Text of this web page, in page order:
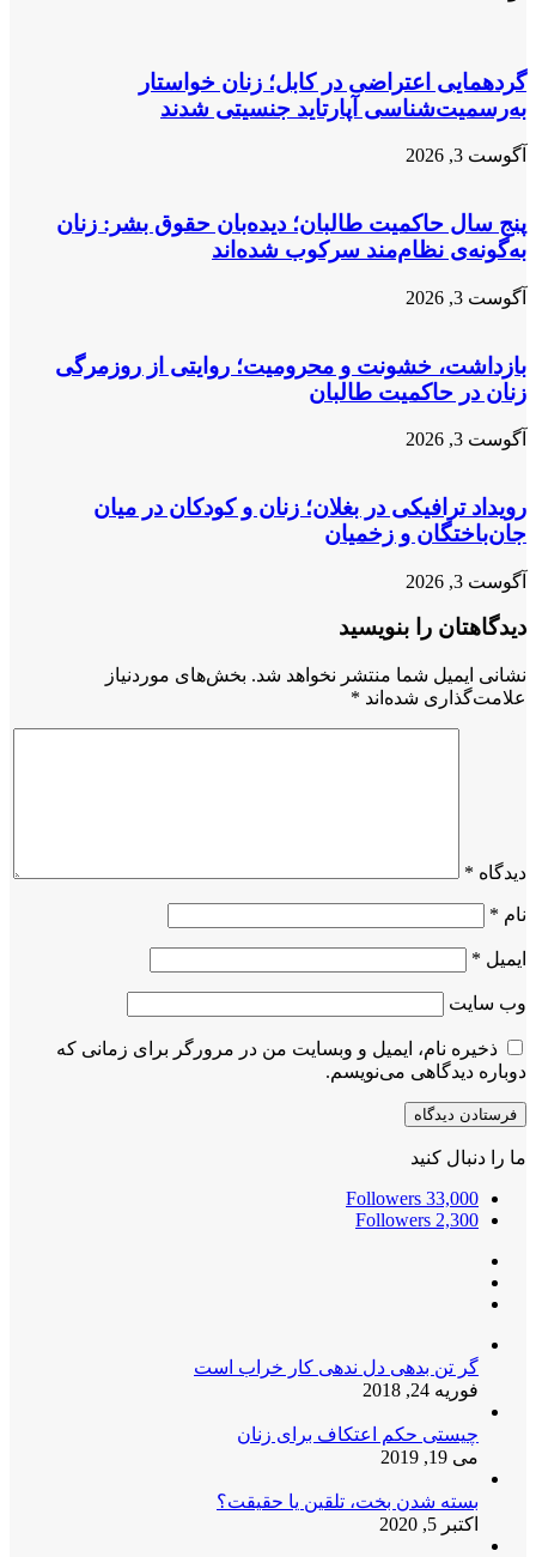
در
میان
۲۸
زخمی
گردهمایی اعتراضی در کابل؛ زنان خواستار
به‌رسمیت‌شناسی آپارتاید جنسیتی شدند
آگوست 3, 2026
پنج سال حاکمیت طالبان؛ دیده‌بان حقوق بشر: زنان
به‌گونه‌ی نظام‌مند سرکوب شده‌اند
آگوست 3, 2026
بازداشت، خشونت و محرومیت؛ روایتی از روزمرگی
زنان در حاکمیت طالبان
آگوست 3, 2026
رویداد ترافیکی در بغلان؛ زنان و کودکان در میان
جان‌باختگان و زخمیان
آگوست 3, 2026
دیدگاهتان را بنویسید
نشانی ایمیل شما منتشر نخواهد شد. بخش‌های موردنیاز
علامت‌گذاری شده‌اند *
دیدگاه *
نام *
ایمیل *
وب‌ سایت
ذخیره نام، ایمیل و وبسایت من در مرورگر برای زمانی که
دوباره دیدگاهی می‌نویسم.
ما را دنبال کنید
33,000
Followers
2,300
Followers
گر تن بدهی دل ندهی کار خراب است
فوریه 24, 2018
چیستی حکم اعتکاف برای زنان
می 19, 2019
بسته شدن بخت، تلقین یا حقیقت؟
اکتبر 5, 2020